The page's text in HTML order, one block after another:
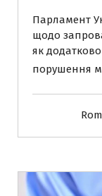
Парламент
щодо
як
порушення